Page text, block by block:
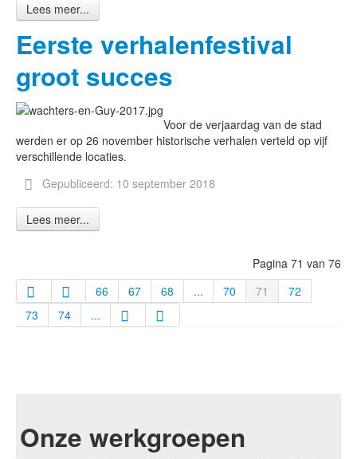
Lees meer...
Eerste verhalenfestival
groot succes
Voor de verjaardag van de stad
werden er op 26 november historische verhalen verteld op vijf
verschillende locaties.
Gepubliceerd: 10 september 2018
Lees meer...
Pagina 71 van 76
66
67 68 ... 70 71
72
73
74 ...
Onze werkgroepen